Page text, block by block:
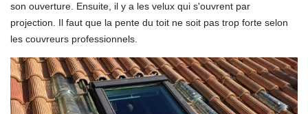
son ouverture. Ensuite, il y a les velux qui s'ouvrent par
projection. Il faut que la pente du toit ne soit pas trop forte selon
les couvreurs professionnels.